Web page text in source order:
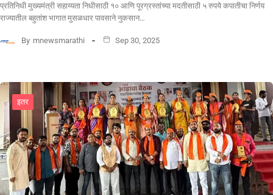
प्रतिनिधी मुख्यमंत्री सहाय्यता निधीसाठी १० आणि पूरग्रस्तांच्या मदतीसाठी ५ रुपये कपातीचा निर्णय
राज्यातील बहुतांश भागात मुसळधार पावसाने नुकसान…
By mnewsmarathi Sep 30, 2025
इतर